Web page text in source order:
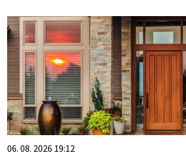
06. 08. 2026 19:12